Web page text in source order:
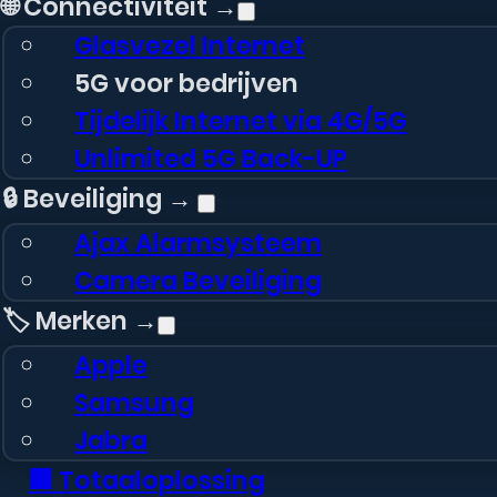
Glasvezel Internet
5G voor bedrijven
Tijdelijk Internet via 4G/5G
Unlimited 5G Back-UP
🔒 Beveiliging →
Ajax Alarmsysteem
Camera Beveiliging
🏷️ Merken →
Apple
Samsung
Jabra
🏢 Totaaloplossing